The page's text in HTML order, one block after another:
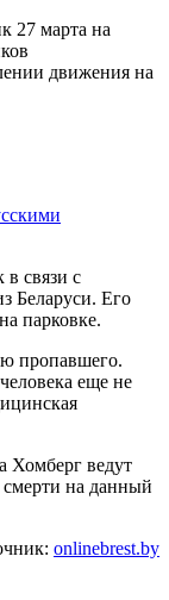
27 марта на
движения на
связи с
Беларуси. Его
парковке.
пропавшего.
еще не
Хомберг ведут
смерти на данный
onlinebrest.by